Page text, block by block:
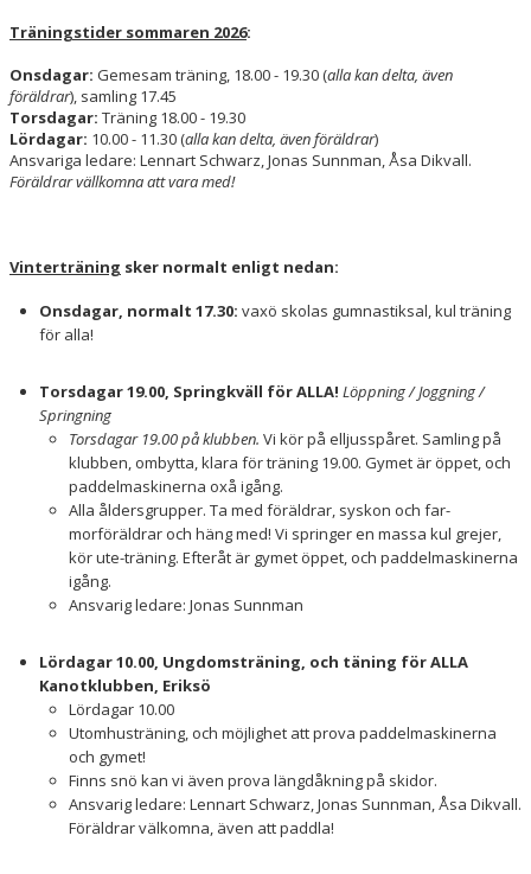
Träningstider sommaren 2026:
Onsdagar: Gemesam träning, 18.00 - 19.30 (alla kan delta, även
föräldrar), samling 17.45
Torsdagar: Träning 18.00 - 19.30
Lördagar: 10.00 - 11.30 (alla kan delta, även föräldrar)
Ansvariga ledare: Lennart Schwarz, Jonas Sunnman, Åsa Dikvall.
Föräldrar vällkomna att vara med!
Vinterträning sker normalt enligt nedan:
Onsdagar, normalt 17.30: vaxö skolas gumnastiksal, kul träning
för alla!
Torsdagar 19.00, Springkväll för ALLA! Löppning / Joggning /
Springning
Torsdagar 19.00 på klubben. Vi kör på elljusspåret. Samling på
klubben, ombytta, klara för träning 19.00. Gymet är öppet, och
paddelmaskinerna oxå igång.
Alla åldersgrupper. Ta med föräldrar, syskon och far-
morföräldrar och häng med! Vi springer en massa kul grejer,
kör ute-träning. Efteråt är gymet öppet, och paddelmaskinerna
igång.
Ansvarig ledare: Jonas Sunnman
Lördagar 10.00, Ungdomsträning, och täning för ALLA
Kanotklubben, Eriksö
Lördagar 10.00
Utomhusträning, och möjlighet att prova paddelmaskinerna
och gymet!
Finns snö kan vi även prova längdåkning på skidor.
Ansvarig ledare: Lennart Schwarz, Jonas Sunnman, Åsa Dikvall.
Föräldrar välkomna, även att paddla!